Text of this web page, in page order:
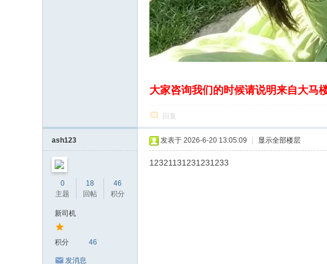
大家咨询我们的时候请说明来自大马
回复
ash123
0
主题
18
回帖
46
积分
新司机
积分 46
发消息
发表于 2026-6-20 13:05:09 显示全部楼层
12321131231231233